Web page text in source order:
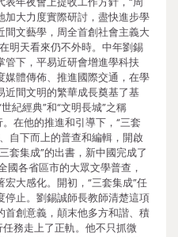
大力度實際研討，盡快進步學
文藝學，周全首創社會主義大
明天看來仍不外時。中年劉錫
下，平易近研會增進學科扶
體傳佈、推進國際交通，在學
間文明的繁華成長奠基了基
紀經典”和“文明長城”之稱
在他的推進和引導下，“三套
自下而上的普查和編輯，開啟
套集成”的出書，新中國完成了
各省區市的大眾文學普查，
大感化。開初，“三套集成”任
止。劉錫誠師長教師清楚這項
首創意義，顛末他多方和諧、積
務走上了正軌。他不只抓微